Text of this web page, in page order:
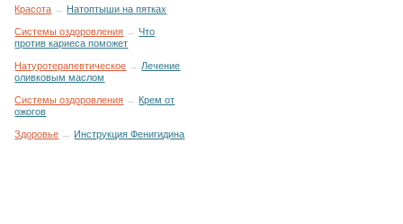
Красота → Натоптыши на пятках
Системы оздоровления →Что
против кариеса поможет
Натуротерапевтическое → Лечение
оливковым маслом
Системы оздоровления → Крем от
ожогов
Здоровье → Инструкция Фенигидина